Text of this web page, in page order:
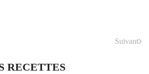
Suivant
RECETTES